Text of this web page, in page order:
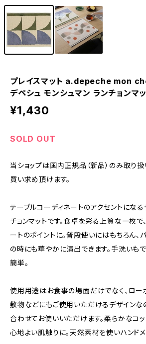
プレイスマット a.depeche mon
デペシュ モンシュマン ランチョン
¥1,430
SOLD OUT
当ショップは国内正規品（新品）のみ取り
買い求め頂けます。
テーブルコーディネートのアクセントにな
チョンマットです。食卓を彩る上質な一枚で
ートのポイントに。普段使いにはもちろん、
の時にも華やかに演出できます。手洗いも
簡単。
使用用途はお食事の場面だけでなく、ロー
敷物などにもご使用いただけるデザインな
合わせてお使いいただけます。柔らかなコ
心地よい肌触りに。天然素材を使いハンドメ